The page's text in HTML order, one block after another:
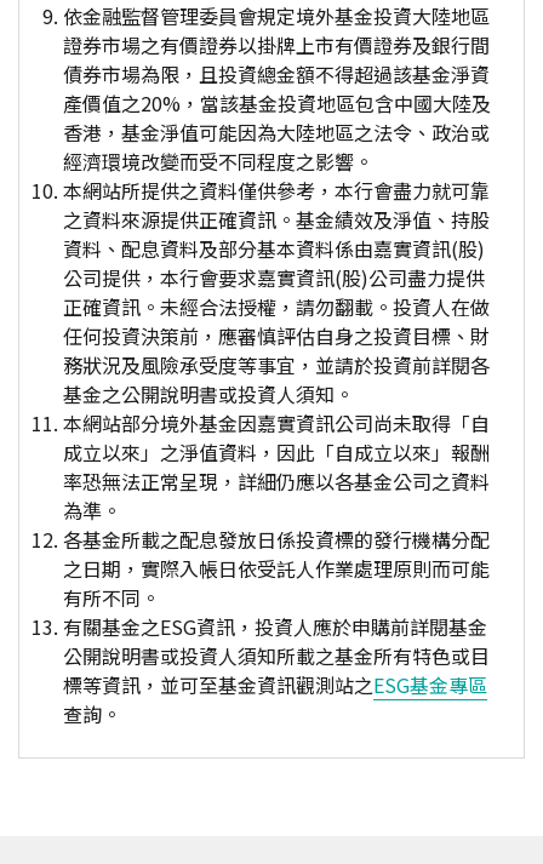
依金融監督管理委員會規定境外基金投資大陸地區
證券市場之有價證券以掛牌上市有價證券及銀行間
債券市場為限，且投資總金額不得超過該基金淨資
產價值之20%，當該基金投資地區包含中國大陸及
香港，基金淨值可能因為大陸地區之法令、政治或
經濟環境改變而受不同程度之影響。
本網站所提供之資料僅供參考，本行會盡力就可靠
之資料來源提供正確資訊。基金績效及淨值、持股
資料、配息資料及部分基本資料係由嘉實資訊(股)
公司提供，本行會要求嘉實資訊(股)公司盡力提供
正確資訊。未經合法授權，請勿翻載。投資人在做
任何投資決策前，應審慎評估自身之投資目標、財
務狀況及風險承受度等事宜，並請於投資前詳閱各
基金之公開說明書或投資人須知。
本網站部分境外基金因嘉實資訊公司尚未取得「自
成立以來」之淨值資料，因此「自成立以來」報酬
率恐無法正常呈現，詳細仍應以各基金公司之資料
為準。
各基金所載之配息發放日係投資標的發行機構分配
之日期，實際入帳日依受託人作業處理原則而可能
有所不同。
有關基金之ESG資訊，投資人應於申購前詳閱基金
公開說明書或投資人須知所載之基金所有特色或目
標等資訊，並可至基金資訊觀測站之ESG基金專區
查詢。